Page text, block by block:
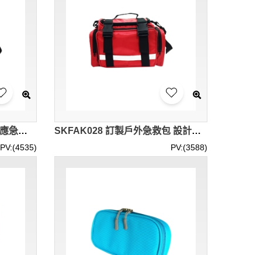
SKFAK029 網上訂購大容量應急急救包 設計舒適手提急救包 防滑 耐磨底部 大型場館 公共交通 車間 辦公室 健身房 學校急救包 急救包供應商
PV:(4535)
SKFAK028 訂製戶外急救包 設計便攜急救包 戶外應急野外單肩急救包 大容量 反光條 分類收納 急救包供應商 防水
PV:(3588)